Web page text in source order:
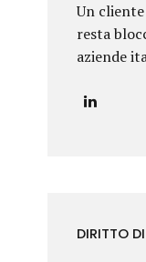
Un
resta
aziende
legale
DIRITTO